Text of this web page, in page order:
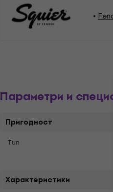
Параметри и
Пригодност
Tип
Характеристики